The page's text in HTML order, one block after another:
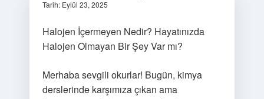
Tarih: Eylül 23, 2025
Halojen İçermeyen Nedir? Hayatınızda
Halojen Olmayan Bir Şey Var mı?
Merhaba sevgili okurlar! Bugün, kimya
derslerinde karşımıza çıkan ama